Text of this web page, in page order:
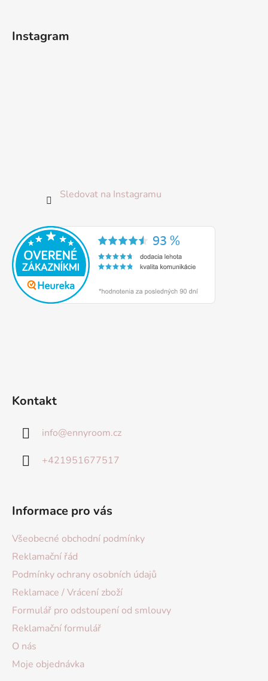
Instagram
Sledovat na Instagramu
Kontakt
info@ennyroom.cz
+421951677517
Informace pro vás
Všeobecné obchodní podmínky
Reklamační řád
Podmínky ochrany osobních údajů
Reklamace / Vrácení zboží
Formulář pro odstoupení od smlouvy
Reklamační formulář
O nás
Moje objednávka